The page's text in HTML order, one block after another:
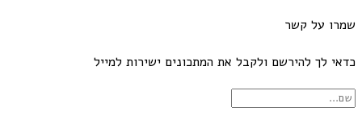
שמרו על קשר
כדאי לך להירשם ולקבל את המתכונים ישירות למייל